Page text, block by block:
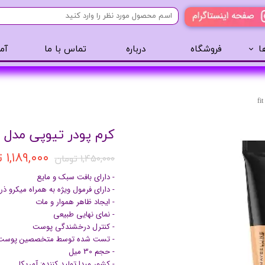
آرایشی
پنکک
رژ لب
ریمل
کرم پودر
لیپ گلاس
ریمل
خط چشم
سایه چشم
مراقبت مو
روغن مو
کرم مو
حالت دهنده مو
شامپو سر
فروشگاه درباره تماس با ما
کرم پودر تیوپی مدل fit me
۱,۴۵۰,۰۰۰ تومان ۱,۱۸۹,۰۰۰ تومان
- دارای بافت سبک و مایع
- دارای فرمول ویژه به همراه
- ایجاد ظاهر هموار و مات
- نمای نهایی طبیعی
- کنترل درخشندگی پوست
- تست شده توسط متخصصین
- حجم 30 میل